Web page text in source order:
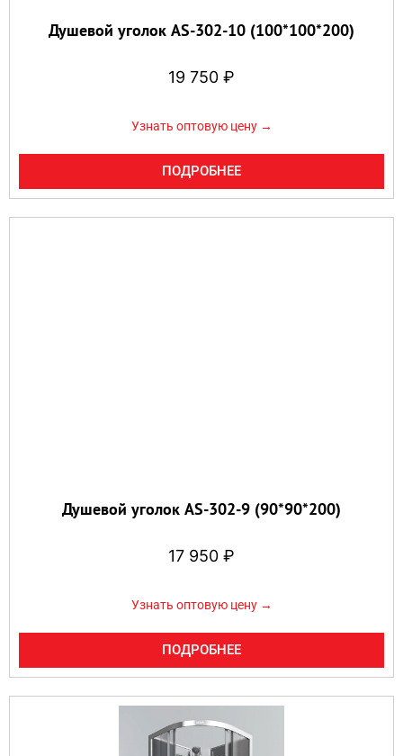
Душевой уголок AS-302-10 (100*100*200)
19 750 ₽
Узнать оптовую цену →
ПОДРОБНЕЕ
Душевой уголок AS-302-9 (90*90*200)
17 950 ₽
Узнать оптовую цену →
ПОДРОБНЕЕ